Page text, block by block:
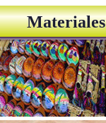
Materiales